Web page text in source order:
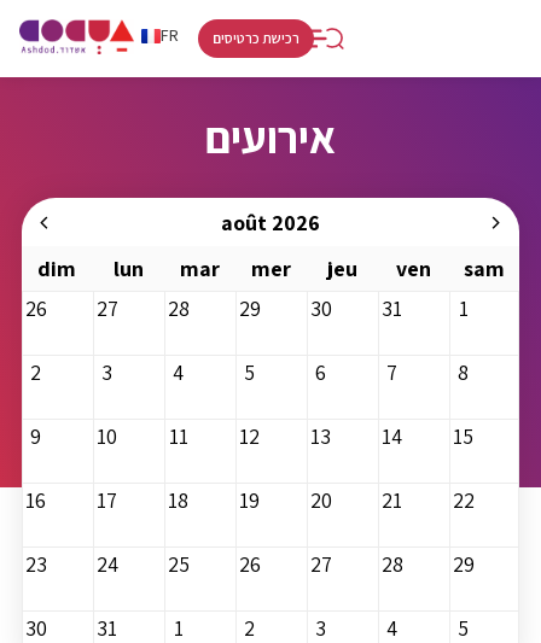
FR
HE
רכישת כרטיסים
אירועים
août 2026
dim
lun mar mer jeu ven
sam
26
27 28 29 30 31 1
2 3 4 5 6 7 8
9 10 11 12 13 14 15
16 17 18 19 20 21 22
23 24 25 26 27 28 29
30 31 1 2 3 4 5